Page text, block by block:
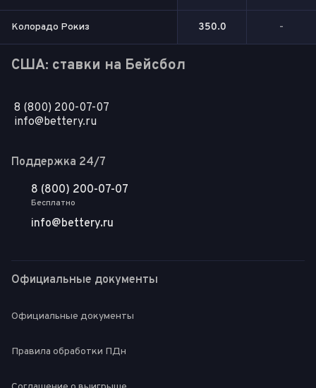
Колорадо Рокиз 350.0 -
США: ставки на Бейсбол
8 (800) 200-07-07
info@bettery.ru
Поддержка 24/7
8 (800) 200-07-07
Бесплатно
info@bettery.ru
Официальные документы
Официальные документы
Правила обработки ПДн